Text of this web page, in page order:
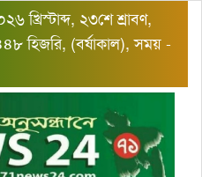
২৩শে শ্রাবণ,
হিজরি, (বর্ষাকাল), সময় -